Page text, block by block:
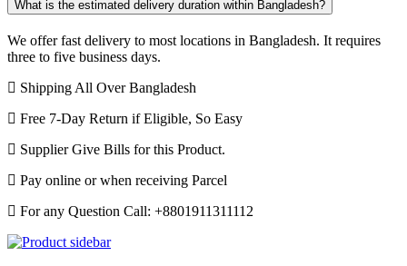
What is the estimated delivery duration within Bangladesh?
We offer fast delivery to most locations in Bangladesh. It requires
three to five business days.
Shipping All Over Bangladesh
Free 7-Day Return if Eligible, So Easy
Supplier Give Bills for this Product.
Pay online or when receiving Parcel
For any Question Call: +8801911311112